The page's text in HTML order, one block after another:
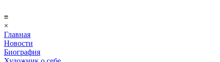
≡
×
Главная
Новости
Биография